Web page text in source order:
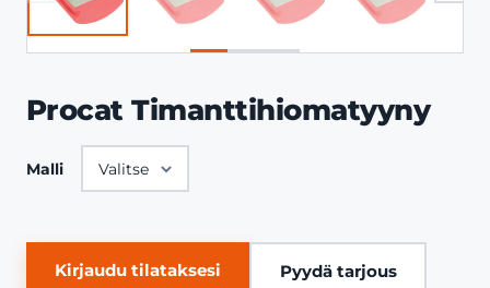
Procat Timanttihiomatyyny
Malli
Kirjaudu tilataksesi Pyydä tarjous